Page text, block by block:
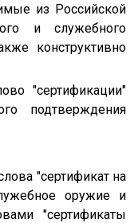
из Российской
и служебного
конструктивно
"сертификации"
подтверждения
"сертификат на
оружие и
"сертификаты